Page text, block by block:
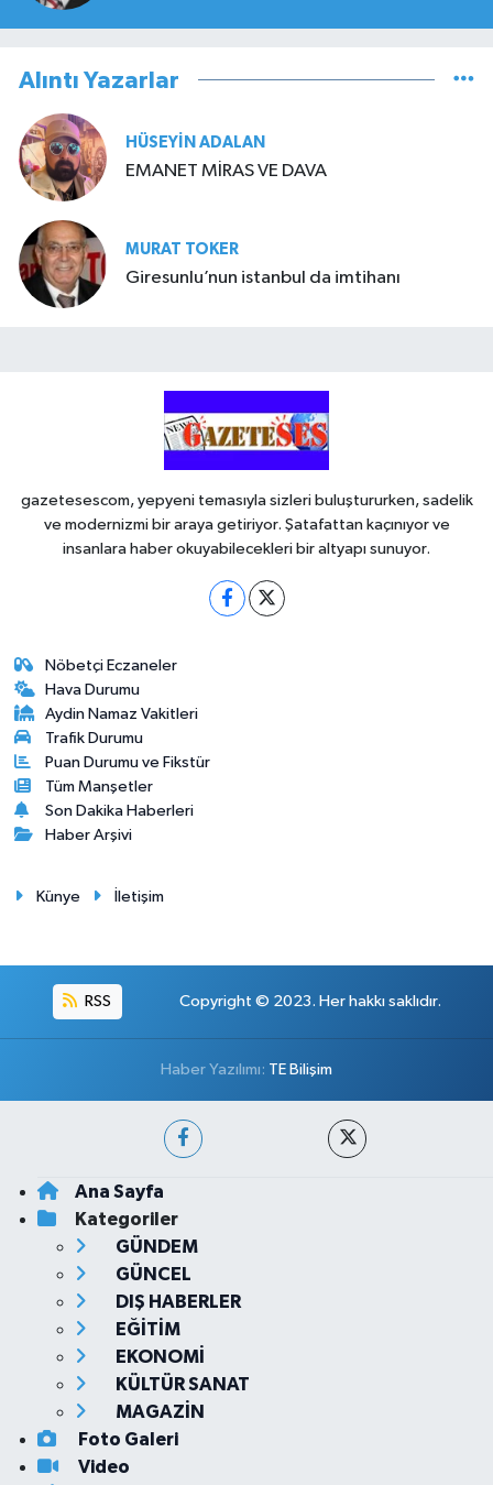
Alıntı Yazarlar
HÜSEYIN ADALAN
EMANET MİRAS VE DAVA
MURAT TOKER
Giresunlu’nun istanbul da imtihanı
gazetesescom, yepyeni temasıyla sizleri buluştururken, sadelik
ve modernizmi bir araya getiriyor. Şatafattan kaçınıyor ve
insanlara haber okuyabilecekleri bir altyapı sunuyor.
Nöbetçi Eczaneler
Hava Durumu
Aydin Namaz Vakitleri
Trafik Durumu
Puan Durumu ve Fikstür
Tüm Manşetler
Son Dakika Haberleri
Haber Arşivi
Künye İletişim
RSS Copyright © 2023. Her hakkı saklıdır.
Haber Yazılımı: TE Bilişim
Ana Sayfa
Kategoriler
GÜNDEM
GÜNCEL
DIŞ HABERLER
EĞİTİM
EKONOMİ
KÜLTÜR SANAT
MAGAZİN
Foto Galeri
Video